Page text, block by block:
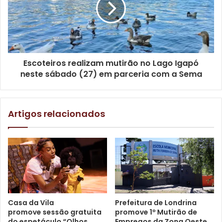
CF, do fisioterapeuta Vinicius Coelho e da D’Mille Alimentos.
Serviço: Campeonato Estadual de Basquete Feminino
APVE Londrina x ADRM Maringá
Data: 29/06, segunda-feira, às 19h30
Local: Ginásio do Jardim Bandeirantes (Av. Arthur Thomas,
Entrada gratuita
Texto: Assessoria de Imprensa / Julio Sodré
Gostei
Etiquetas APVE Londrina basquete feminino
Escoteiros realizam mutirão no Lago Igapó
neste sábado (27) em parceria com a Sema
Artigos relacionados
Casa da Vila
promove sessão gratuita
Prefeitura de Londrina
promove 1º Mutirão de